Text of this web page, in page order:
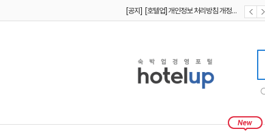
[공지] [호텔업] 개인정보 처리방침 개정본2 (19.09.02)